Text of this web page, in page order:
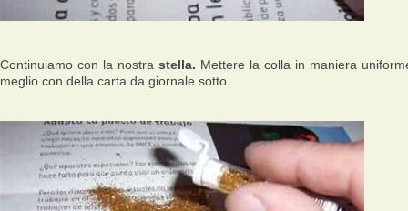
Continuiamo con la nostra stella. Mettere la colla in maniera
meglio con della carta da giornale sotto.